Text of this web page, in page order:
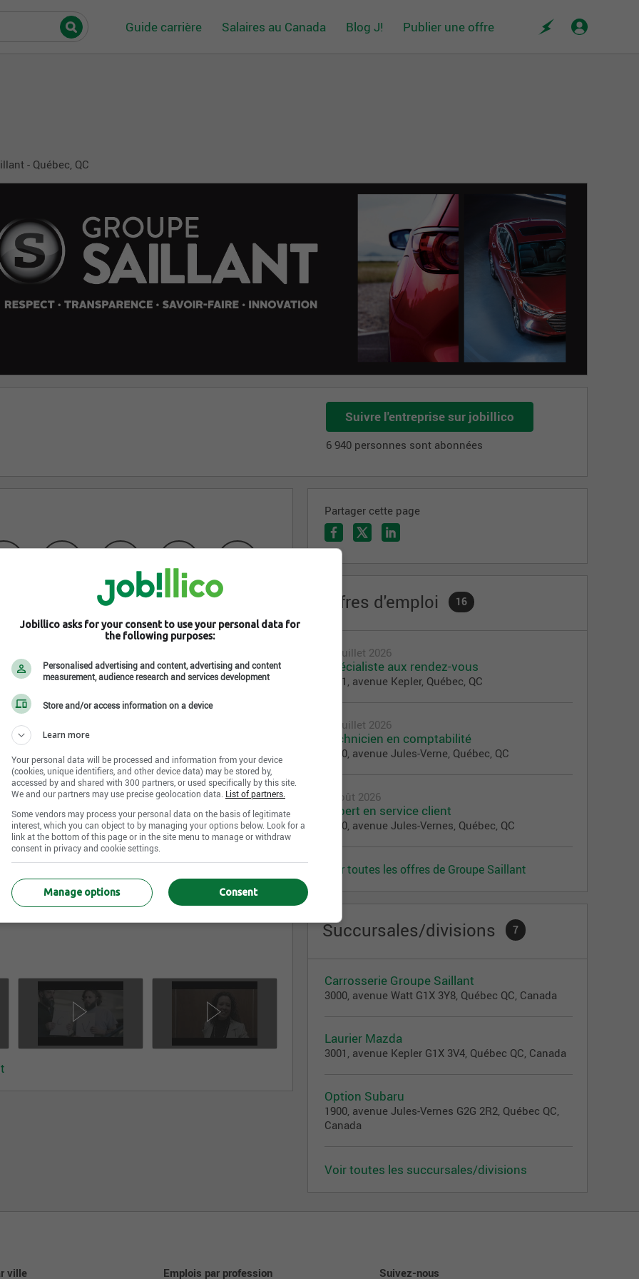
Guide carrière Salaires au Canada Blog J! Publier une offre
- Québec, QC
Suivre l'entreprise sur jobillico
6 940 personnes sont abonnées
de Québec pour l’ensemble des
du Groupe Saillant pour la satisfaction totale
se démarquent par la qualité de notre personnel
qu’année après année, nous sommes fiers d’être un
à notre faible roulement d’employés, nous pouvons
afin de leur offrir une qualité de service
ou de réparer des véhicules. C’est avoir la chance
dynamique, qui est source de fierté.
et le perfectionnement personnel. Notre
et près de nos employés.
les employés de notre entreprise.
Partager cette page
Offres d'emploi 16
31 juillet 2026
Spécialiste aux rendez-vous
3001, avenue Kepler, Québec, QC
29 juillet 2026
Technicien en comptabilité
1900, avenue Jules-Verne, Québec, QC
6 août 2026
Expert en service client
1900, avenue Jules-Vernes, Québec, QC
Voir toutes les offres de Groupe Saillant
Succursales/divisions 7
Carrosserie Groupe Saillant
3000, avenue Watt G1X 3Y8, Québec QC, Canada
Laurier Mazda
3001, avenue Kepler G1X 3V4, Québec QC, Canada
Option Subaru
1900, avenue Jules-Vernes G2G 2R2, Québec QC,
Canada
Voir toutes les succursales/divisions
ville Emplois par profession Suivez-nous
Jobillico asks for your consent to use your personal data for
the following purposes:
Personalised advertising and content, advertising and content
measurement, audience research and services development
Store and/or access information on a device
Learn more
Your personal data will be processed and information from your device
(cookies, unique identifiers, and other device data) may be stored by,
accessed by and shared with 300 partners, or used specifically by this site.
We and our partners may use precise geolocation data. List of partners.
Some vendors may process your personal data on the basis of legitimate
interest, which you can object to by managing your options below. Look for a
link at the bottom of this page or in the site menu to manage or withdraw
consent in privacy and cookie settings.
Consent
Manage options